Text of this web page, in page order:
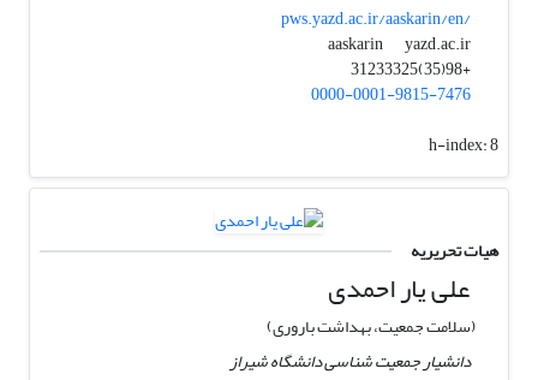
pws.yazd.ac.ir/aaskarin/en/
aaskarin
yazd.ac.ir
+98(35)31233325
0000-0001-9815-7476
h-index:8
هیات تحریریه
علی یار احمدی
(سلامت جمعیت، بهداشت باروری)
دانشیار جمعیت شناسی دانشگاه شیراز